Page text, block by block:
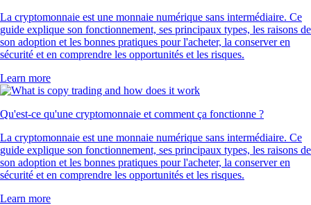
La cryptomonnaie est une monnaie numérique sans intermédiaire. Ce
guide explique son fonctionnement, ses principaux types, les raisons de
son adoption et les bonnes pratiques pour l'acheter, la conserver en
sécurité et en comprendre les opportunités et les risques.
Learn more
Qu'est-ce qu'une cryptomonnaie et comment ça fonctionne ?
La cryptomonnaie est une monnaie numérique sans intermédiaire. Ce
guide explique son fonctionnement, ses principaux types, les raisons de
son adoption et les bonnes pratiques pour l'acheter, la conserver en
sécurité et en comprendre les opportunités et les risques.
Learn more